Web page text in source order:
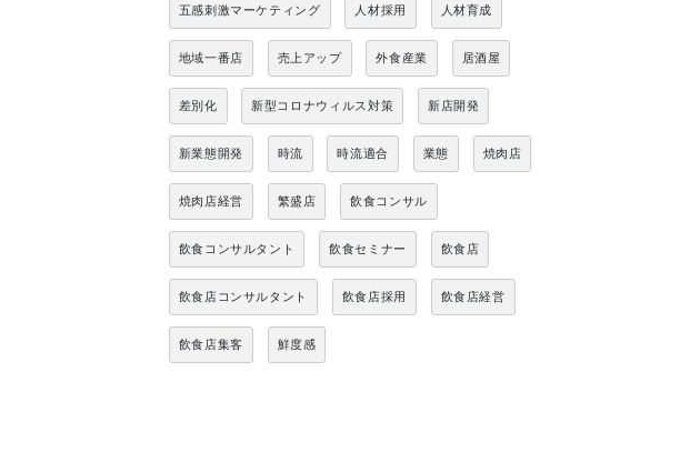
五感刺激マーケティング 人材採用 人材育成
地域一番店 売上アップ 外食産業 居酒屋
差別化 新型コロナウィルス対策 新店開発
新業態開発 時流 時流適合 業態 焼肉店
焼肉店経営 繁盛店 飲食コンサル
飲食コンサルタント 飲食セミナー 飲食店
飲食店コンサルタント 飲食店採用 飲食店経営
飲食店集客 鮮度感